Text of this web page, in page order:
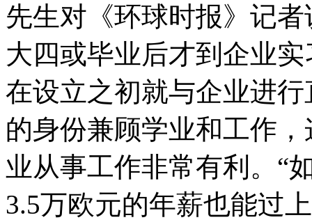
先生对《环球时报》记
大四或毕业后才到企业
在设立之初就与企业进
的身份兼顾学业和工作
业从事工作非常有利。“
3.5万欧元的年薪也能过